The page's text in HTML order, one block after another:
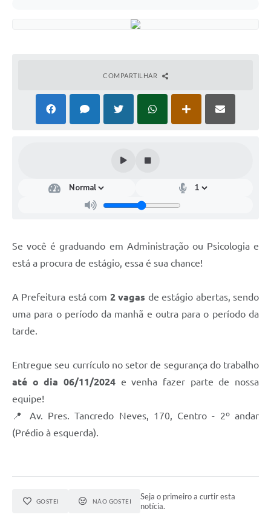
COMPARTILHAR
Se você é graduando em Administração ou Psicologia e
está a procura de estágio, essa é sua chance!
A Prefeitura está com 2 vagas de estágio abertas, sendo
uma para o período da manhã e outra para o período da
tarde.
Entregue seu currículo no setor de segurança do trabalho
até o dia 06/11/2024 e venha fazer parte de nossa
equipe!
📍 Av. Pres. Tancredo Neves, 170, Centro - 2º andar
(Prédio à esquerda).
GOSTEI NÃO GOSTEI
Seja o primeiro a curtir esta
notícia.